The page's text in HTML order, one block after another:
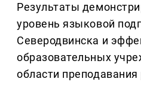
Результаты
уровень языковой
Северодвинска и
образовательных
области